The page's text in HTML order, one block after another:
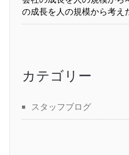
の成長を人の規模から考え
カテゴリー
スタッフブログ